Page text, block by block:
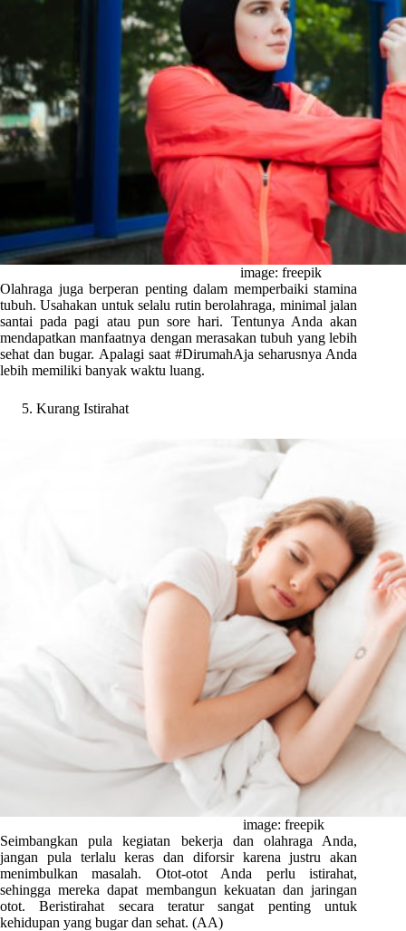
image: freepik
Olahraga juga berperan penting dalam memperbaiki stamina
tubuh. Usahakan untuk selalu rutin berolahraga, minimal jalan
santai pada pagi atau pun sore hari. Tentunya Anda akan
mendapatkan manfaatnya dengan merasakan tubuh yang lebih
sehat dan bugar. Apalagi saat #DirumahAja seharusnya Anda
lebih memiliki banyak waktu luang.
Kurang Istirahat
image: freepik
Seimbangkan pula kegiatan bekerja dan olahraga Anda,
jangan pula terlalu keras dan diforsir karena justru akan
menimbulkan masalah. Otot-otot Anda perlu istirahat,
sehingga mereka dapat membangun kekuatan dan jaringan
otot. Beristirahat secara teratur sangat penting untuk
kehidupan yang bugar dan sehat. (AA)